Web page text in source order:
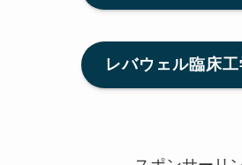
レバウェル臨床